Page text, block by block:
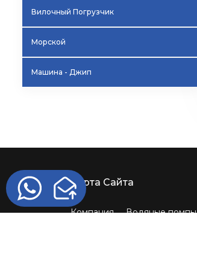
Вилочный Погрузчик
Морской
Машина - Джип
Карта Сайта
Компания Водяные помпы